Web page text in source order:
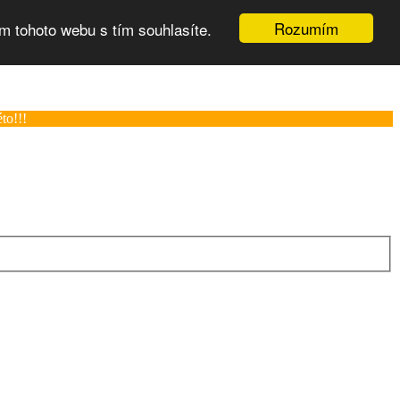
Rozumím
tohoto webu s tím souhlasíte.